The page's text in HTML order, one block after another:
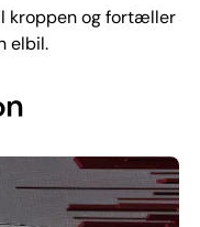
kroppen og fortæller
elbil.